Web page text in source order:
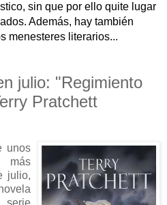
sin que por ello quite lugar
Además, hay también
menesteres literarios...
julio: "Regimiento
Pratchett
unos
más
julio,